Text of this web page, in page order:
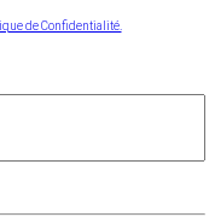
de Confidentialité.